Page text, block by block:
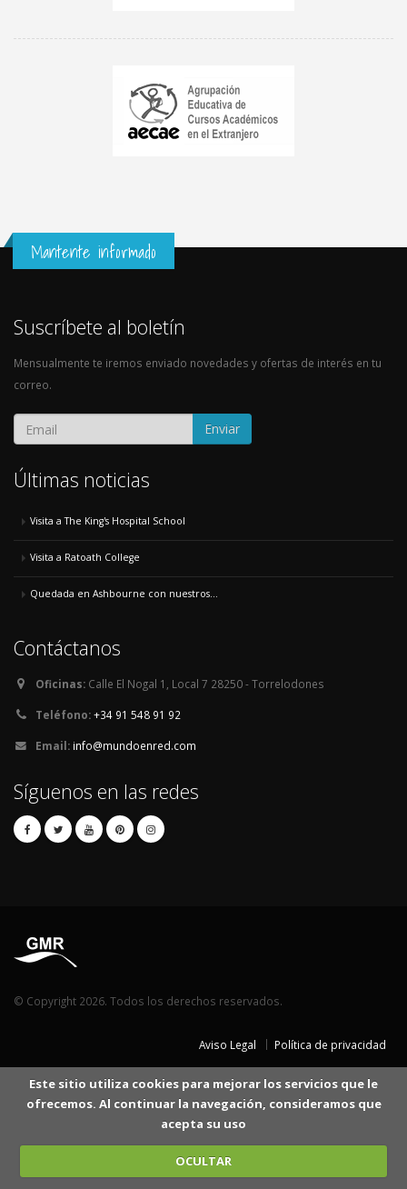
Mantente informado
Suscríbete al boletín
Mensualmente te iremos enviado novedades y ofertas de interés en tu
correo.
Enviar
Últimas noticias
Visita a The King's Hospital School
Visita a Ratoath College
Quedada en Ashbourne con nuestros...
Contáctanos
Oficinas: Calle El Nogal 1, Local 7 28250 - Torrelodones
Teléfono:+34 91 548 91 92
Email: info@mundoenred.com
Síguenos en las redes
© Copyright 2026. Todos los derechos reservados.
Aviso Legal Política de privacidad
Este sitio utiliza cookies para mejorar los servicios que le
ofrecemos. Al continuar la navegación, consideramos que
acepta su uso
OCULTAR